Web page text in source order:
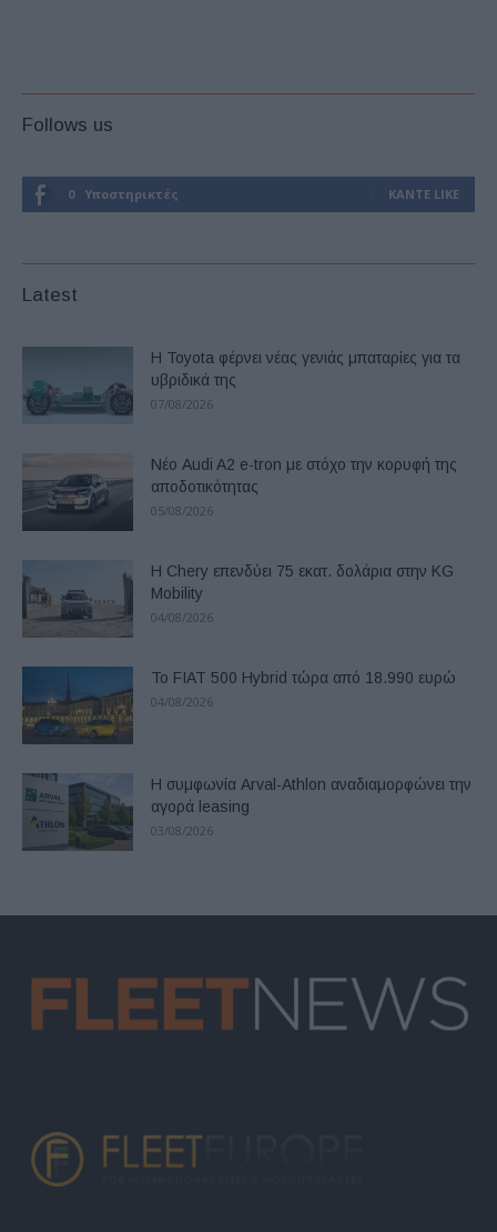
Follows us
0 Υποστηρικτές ΚΆΝΤΕ LIKE
Latest
Η Toyota φέρνει νέας γενιάς μπαταρίες για τα
υβριδικά της
07/08/2026
Νέο Audi A2 e-tron με στόχο την κορυφή της
αποδοτικότητας
05/08/2026
Η Chery επενδύει 75 εκατ. δολάρια στην KG
Mobility
04/08/2026
Το FIAT 500 Hybrid τώρα από 18.990 ευρώ
04/08/2026
Η συμφωνία Arval-Athlon αναδιαμορφώνει την
αγορά leasing
03/08/2026